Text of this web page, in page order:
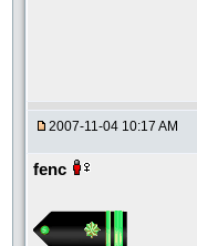
2007-11-04 10:17 AM
fenc